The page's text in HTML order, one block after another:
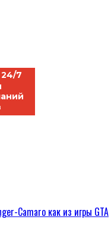
7
Camaro как из игры GTA